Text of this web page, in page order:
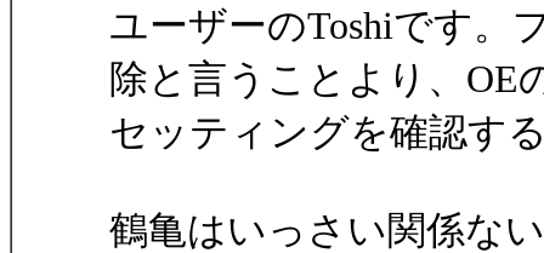
ユーザーのToshiです。
除と言うことより、OE
セッティングを確認す
鶴亀はいっさい関係な